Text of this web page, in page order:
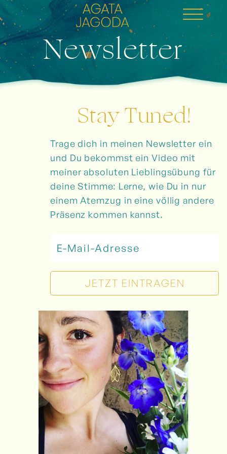
Newsletter
Stay Tuned!
Trage dich in meinen Newsletter ein
und Du bekommst ein Video mit
meiner absoluten Lieblingsübung für
deine Stimme: Lerne, wie Du in nur
einem Atemzug in eine völlig andere
Präsenz kommen kannst.
JETZT EINTRAGEN